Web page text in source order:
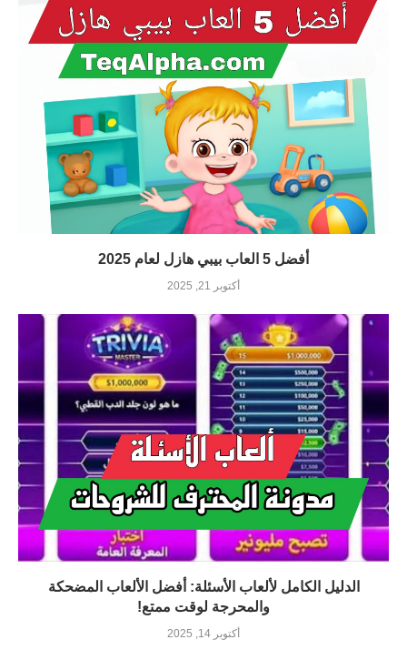
أفضل 5 العاب بيبي هازل لعام 2025
أكتوبر 21, 2025
الدليل الكامل لألعاب الأسئلة: أفضل الألعاب المضحكة
والمحرجة لوقت ممتع!
أكتوبر 14, 2025